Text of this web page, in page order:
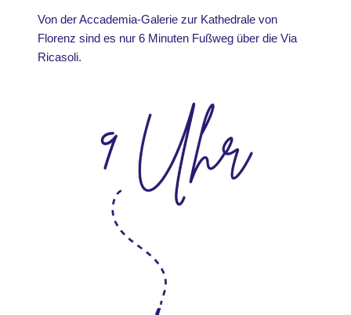
Von der Accademia-Galerie zur Kathedrale von
Florenz sind es nur 6 Minuten Fußweg über die Via
Ricasoli.